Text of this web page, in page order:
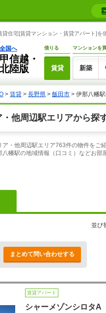
住宅[賃貸マンション・賃貸アパート]
全国へ
甲信越・
北陸版
借りる
賃貸
マンションを
新築
> 賃貸 > 長野県 > 飯田市 > 伊那八幡
他周辺駅エリアから探
・他周辺駅エリア763件の物件をご
八幡駅の地域情報（口コミ）などお
並び
まとめて問い合わせする
賃貸アパート
シャーメゾンシロタA